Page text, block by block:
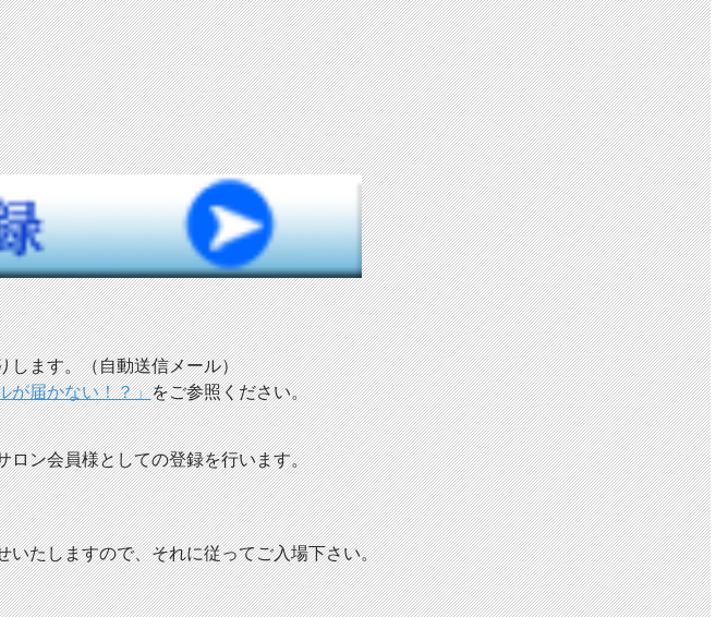
します。（自動送信メール）
が届かない！？」をご参照ください。
ロン会員様としての登録を行います。
いたしますので、それに従ってご入場下さい。